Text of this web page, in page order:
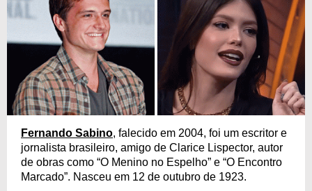
Fernando Sabino, falecido em 2004, foi um escritor e
jornalista brasileiro, amigo de Clarice Lispector, autor
de obras como “O Menino no Espelho” e “O Encontro
Marcado”. Nasceu em 12 de outubro de 1923.